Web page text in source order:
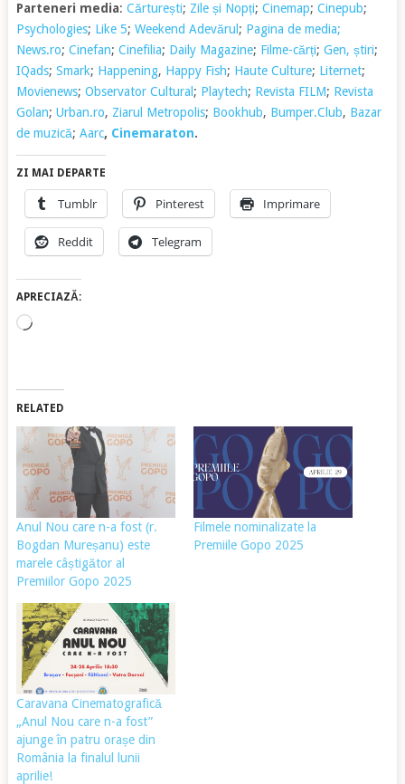
Parteneri media: Cărturești; Zile și Nopți; Cinemap; Cinepub;
Psychologies; Like 5; Weekend Adevărul ; Pagina de media;
News.ro; Cinefan; Cinefilia; Daily Magazine; Filme-cărți; Gen, știri;
IQads; Smark; Happening, Happy Fish; Haute Culture; Liternet;
Movienews; Observator Cultural ; Playtech; Revista FILM; Revista
Golan; Urban.ro, Ziarul Metropolis; Bookhub, Bumper.Club, Bazar
de muzică; Aarc, Cinemaraton.
ZI MAI DEPARTE
Tumblr Pinterest Imprimare
Reddit Telegram
APRECIAZĂ:
Încarc...
RELATED
Anul Nou care n-a fost (r.
Bogdan Mureșanu) este
marele câștigător al
Premiilor Gopo 2025
Filmele nominalizate la
Premiile Gopo 2025
Caravana Cinematografică
„Anul Nou care n-a fost”
ajunge în patru orașe din
România la finalul lunii
aprilie!